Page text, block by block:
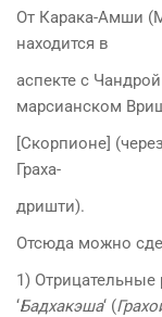
От Карака-Амши
находится в
аспекте с
марсианском
[Скорпионе]
Граха-
дришти).
Отсюда можно
1) Отрицательные
‘Бадхакэша‘ (